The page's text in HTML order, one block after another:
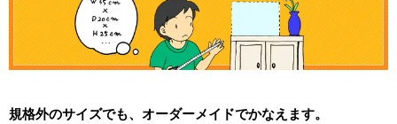
規格外のサイズでも、オーダーメイドでかなえます。